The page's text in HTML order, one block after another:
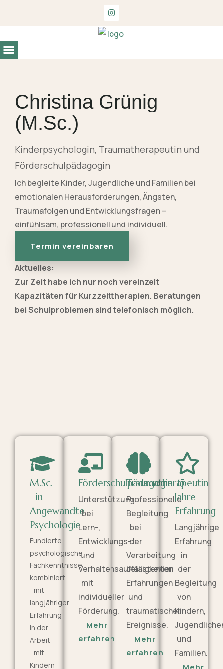
Christina Grünig
(M.Sc.)
Kinderpsychologin, Traumatherapeutin und
Förderschulpädagogin
Ich begleite Kinder, Jugendliche und Familien bei
emotionalen Herausforderungen, Ängsten,
Traumafolgen und Entwicklungsfragen –
einfühlsam, professionell und individuell.
Termin vereinbaren
Aktuelles:
Zur Zeit habe ich nur noch vereinzelt
Kapazitäten für Kurzzeittherapien. Beratungen
bei Schulproblemen sind telefonisch möglich.
M.Sc.
in
Angewandte
Psychologie
Fundierte
psychologische
Fachkenntnisse
kombiniert
mit
langjähriger
Erfahrung
in der
Arbeit
mit
Kindern
Förderschulpädagogin
Unterstützung
bei
Lern-,
Entwicklungs-
und
Verhaltensauffälligkeiten
mit
individueller
Förderung.
Mehr
erfahren
Traumatherapeutin
Professionelle
Begleitung
bei
der
Verarbeitung
belastender
Erfahrungen
und
traumatischer
Ereignisse.
Mehr
erfahren
15+
Jahre
Erfahrung
Langjährige
Erfahrung
in
der
Begleitung
von
Kindern,
und
Familien.
Mehr